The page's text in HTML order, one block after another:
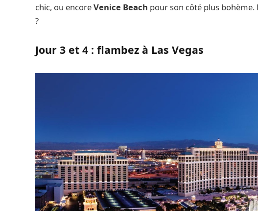
chic, ou encoreVenice Beach pour son côté plus bohème.
?
Jour 3 et 4 : flambez à Las Vegas